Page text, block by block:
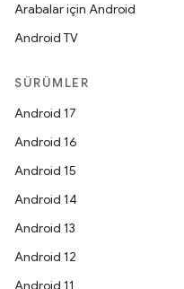
Arabalar için Android
Android TV
SÜRÜMLER
Android 17
Android 16
Android 15
Android 14
Android 13
Android 12
Android 11